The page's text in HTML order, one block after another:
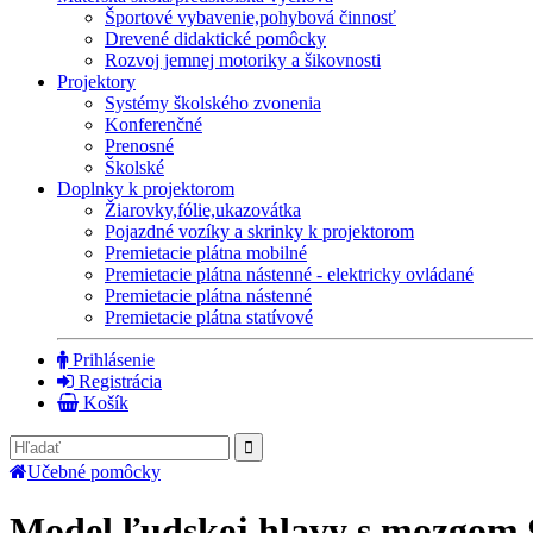
Športové vybavenie,pohybová činnosť
Drevené didaktické pomôcky
Rozvoj jemnej motoriky a šikovnosti
Projektory
Systémy školského zvonenia
Konferenčné
Prenosné
Školské
Doplnky k projektorom
Žiarovky,fólie,ukazovátka
Pojazdné vozíky a skrinky k projektorom
Premietacie plátna mobilné
Premietacie plátna nástenné - elektricky ovládané
Premietacie plátna nástenné
Premietacie plátna statívové
Prihlásenie
Registrácia
Košík
Učebné pomôcky